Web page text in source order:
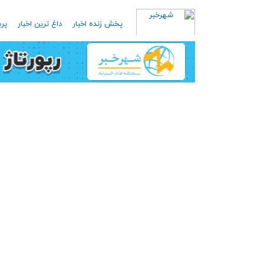
پخش زنده اخبار داغ ترین اخبار